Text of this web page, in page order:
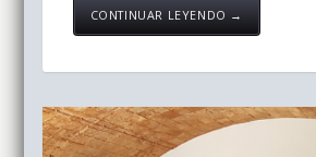
CONTINUAR LEYENDO →